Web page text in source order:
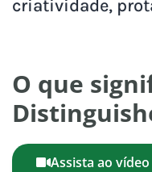
criatividade,
O que
Assista ao vídeo